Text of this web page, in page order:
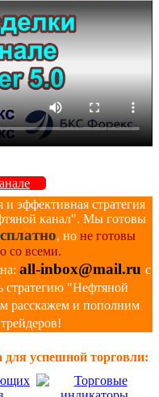
и эффективная стратегия
канал". Мы готовы
, но не готовы
со всеми.
all-inbox@mail.ru с
стратегию "Нефтяной
расскажем и пополним
для успешной торговли: